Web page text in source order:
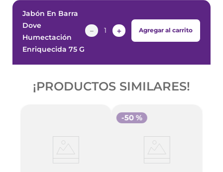
Jabón En Barra
Dove
Humectación
Enriquecida 75 G
＋
－ Agregar al carrito
¡PRODUCTOS SIMILARES!
-50 %